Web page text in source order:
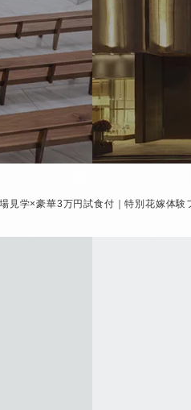
学×豪華3万円試食付｜特別花嫁体験